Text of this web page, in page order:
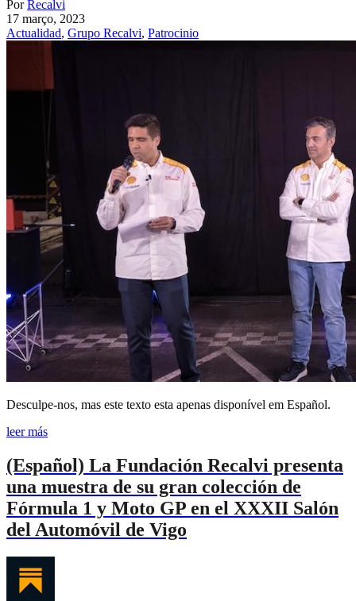
PorRecalvi
17 março, 2023
Actualidad, Grupo Recalvi, Patrocinio
Desculpe-nos, mas este texto esta apenas disponível em Español.
leer más
(Español) La Fundación Recalvi presenta
una muestra de su gran colección de
Fórmula 1 y Moto GP en el XXXII Salón
del Automóvil de Vigo